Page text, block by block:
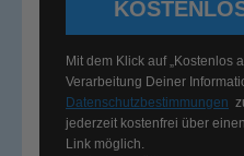
Mit dem Klick auf „Kostenlos
Verarbeitung Deiner
Datenschutzbestimmungen
jederzeit kostenfrei über
Link möglich.